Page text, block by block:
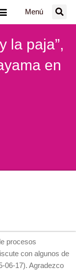
Menú
la paja”,
en
procesos
con algunos de
06-17). Agradezco